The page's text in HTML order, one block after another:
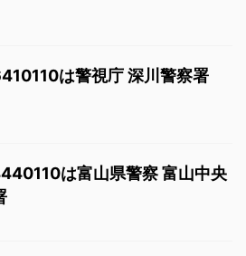
は警視庁 深川警察署
は富山県警察 富山中央